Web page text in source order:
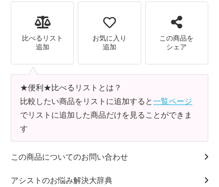
比べるリスト
追加
お気に入り
追加
この商品を
シェア
★便利★比べるリストとは？
比較したい商品をリストに追加すると一覧ページ
でリストに追加した商品だけを見ることができま
す
この商品についてのお問い合わせ
アシストのお悩み解決大辞典